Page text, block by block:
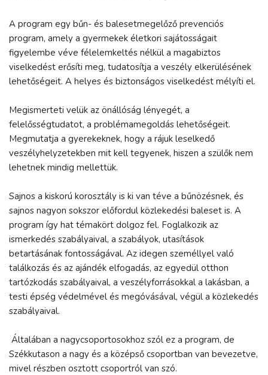
A program egy bűn- és balesetmegelőző prevenciós
program, amely a gyermekek életkori sajátosságait
figyelembe véve félelemkeltés nélkül a magabiztos
viselkedést erősíti meg, tudatosítja a veszély elkerülésének
lehetőségeit. A helyes és biztonságos viselkedést mélyíti el.
Megismerteti velük az önállóság lényegét, a
felelősségtudatot, a problémamegoldás lehetőségeit.
Megmutatja a gyerekeknek, hogy a rájuk leselkedő
veszélyhelyzetekben mit kell tegyenek, hiszen a szülők nem
lehetnek mindig mellettük.
Sajnos a kiskorú korosztály is ki van téve a bűnözésnek, és
sajnos nagyon sokszor előfordul közlekedési baleset is. A
program így hat témakört dolgoz fel. Foglalkozik az
ismerkedés szabályaival, a szabályok, utasítások
betartásának fontosságával. Az idegen személlyel való
találkozás és az ajándék elfogadás, az egyedül otthon
tartózkodás szabályaival, a veszélyforrásokkal a lakásban, a
testi épség védelmével és megóvásával, végül a közlekedés
szabályaival.
Általában a nagycsoportosokhoz szól ez a program, de
Székkutason a nagy és a középső csoportban van bevezetve,
mivel részben osztott csoportról van szó.